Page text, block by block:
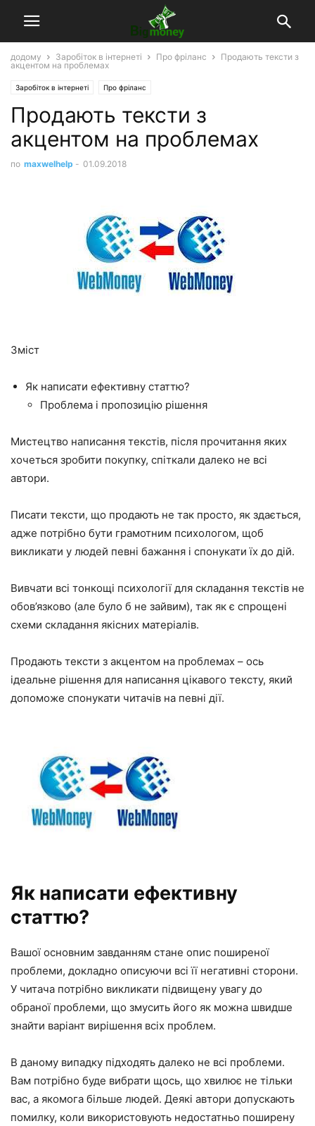
додому Заробіток в інтернеті Про фріланс
Продають тексти з
акцентом на проблемах
Заробіток в інтернеті Про фріланс
Продають тексти з
акцентом на проблемах
по maxwelhelp - 01.09.2018
Зміст
Як написати ефективну статтю?
Проблема і пропозицію рішення
Мистецтво написання текстів, після прочитання яких
хочеться зробити покупку, спіткали далеко не всі
автори.
Писати тексти, що продають не так просто, як здається,
адже потрібно бути грамотним психологом, щоб
викликати у людей певні бажання і спонукати їх до дій.
Вивчати всі тонкощі психології для складання текстів не
обов’язково (але було б не зайвим), так як є спрощені
схеми складання якісних матеріалів.
Продають тексти з акцентом на проблемах – ось
ідеальне рішення для написання цікавого тексту, який
допоможе спонукати читачів на певні дії.
Як написати ефективну
статтю?
Вашої основним завданням стане опис поширеної
проблеми, докладно описуючи всі її негативні сторони.
У читача потрібно викликати підвищену увагу до
обраної проблеми, що змусить його як можна швидше
знайти варіант вирішення всіх проблем.
В даному випадку підходять далеко не всі проблеми.
Вам потрібно буде вибрати щось, що хвилює не тільки
вас, а якомога більше людей. Деякі автори допускають
помилку, коли використовують недостатньо поширену